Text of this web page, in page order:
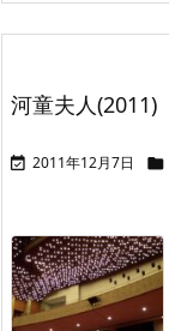
河童夫人(2011)
 2011年12月7日 